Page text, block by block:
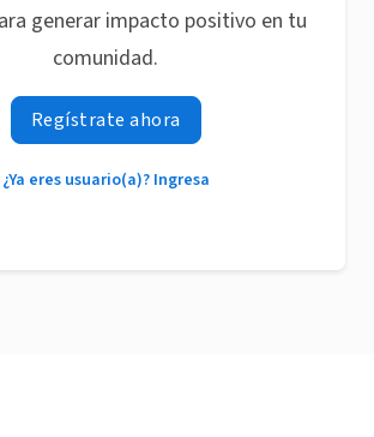
generar impacto positivo en tu
comunidad.
Regístrate ahora
¿Ya eres usuario(a)? Ingresa